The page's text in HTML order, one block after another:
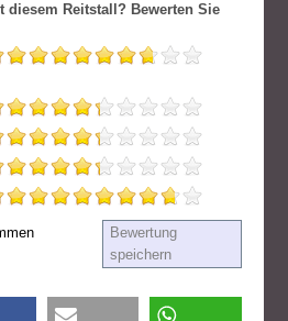
diesem Reitstall? Bewerten Sie
Bewertung
speichern